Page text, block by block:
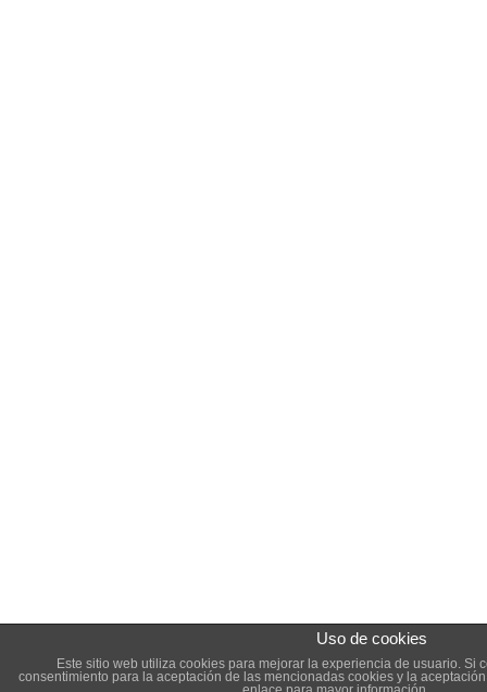
Uso de cookies
Este sitio web utiliza cookies para mejorar la experiencia de usuario. Si
consentimiento para la aceptación de las mencionadas cookies y la